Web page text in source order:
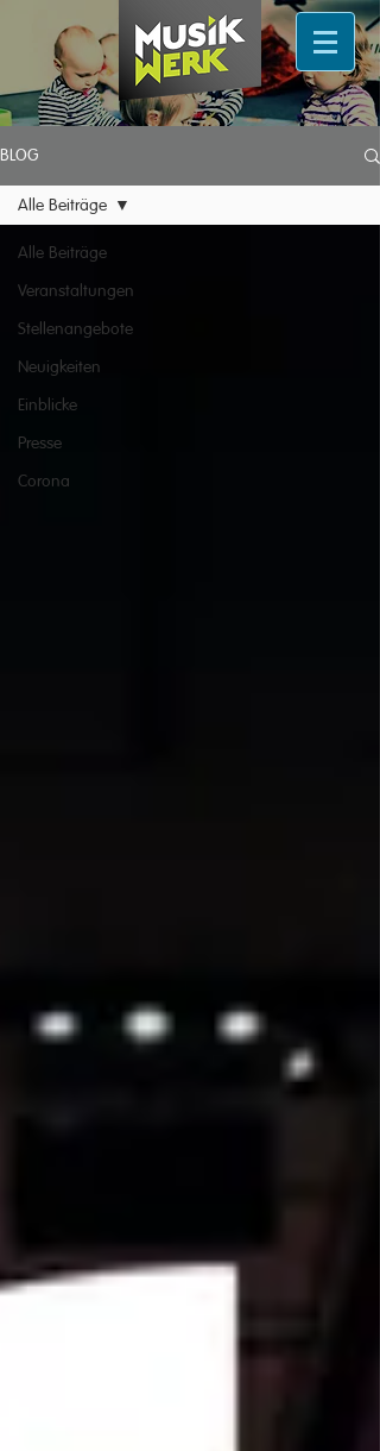
BLOG
Alle Beiträge
Veranstaltungen
Stellenangebote
Neuigkeiten
Einblicke
Presse
Corona
Alle Beiträge